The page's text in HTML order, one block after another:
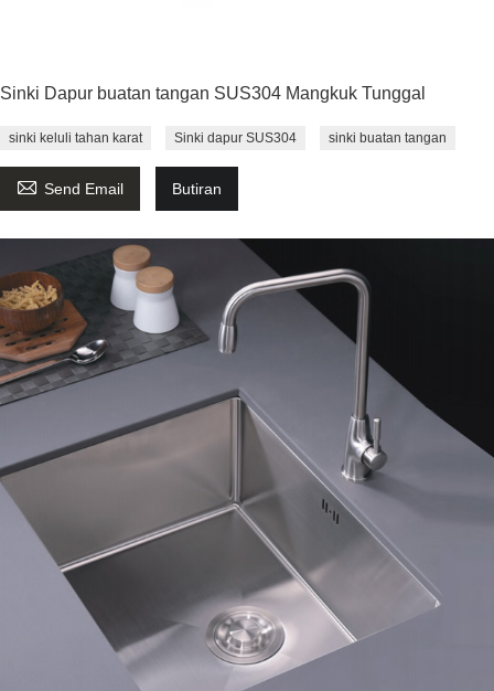
Sinki Dapur buatan tangan SUS304 Mangkuk Tunggal
sinki keluli tahan karat Sinki dapur SUS304 sinki buatan tangan
 Send Email Butiran